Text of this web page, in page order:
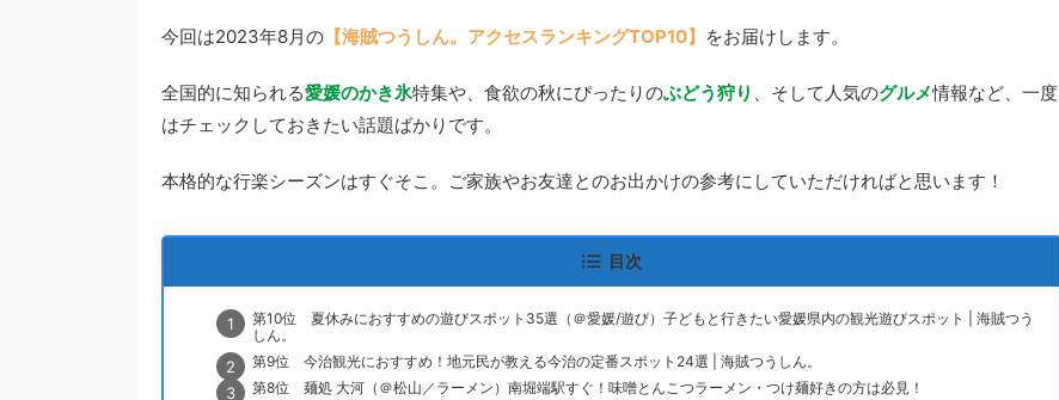
今回は2023年8月の 【海賊つうしん。アクセスランキングTOP10】 をお届けします。
全国的に知られる愛媛のかき氷特集や、食欲の秋にぴったりのぶどう狩り 、そして人気のグルメ情報など、一度
はチェックしておきたい話題ばかりです。
本格的な行楽シーズンはすぐそこ。ご家族やお友達とのお出かけの参考にしていただければと思います！
目次
第10位 夏休みにおすすめの遊びスポット35選（＠愛媛/遊び）子どもと行きたい愛媛県内の観光遊びスポット | 海賊つう
しん。
第9位 今治観光におすすめ！地元民が教える今治の定番スポット24選 | 海賊つうしん。
第8位 麺処 大河（＠松山／ラーメン）南堀端駅すぐ！味噌とんこつラーメン・つけ麺好きの方は必見！